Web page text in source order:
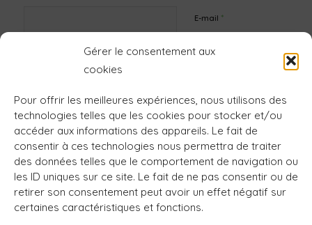
Gérer le consentement aux
cookies
Pour offrir les meilleures expériences, nous utilisons des
technologies telles que les cookies pour stocker et/ou
accéder aux informations des appareils. Le fait de
consentir à ces technologies nous permettra de traiter
des données telles que le comportement de navigation ou
les ID uniques sur ce site. Le fait de ne pas consentir ou de
retirer son consentement peut avoir un effet négatif sur
certaines caractéristiques et fonctions.
E-mail *